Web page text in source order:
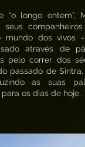
longo ontem”,
mundo dos vivos
através de
pelo correr dos
passado de
as suas
os dias de hoje.